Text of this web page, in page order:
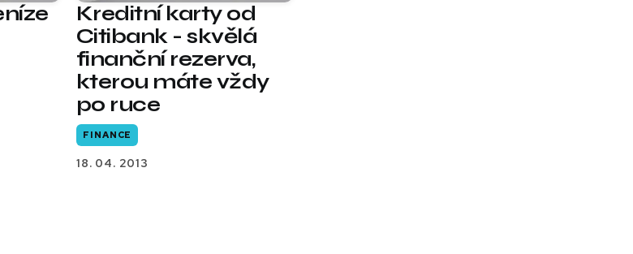
Kreditní karty od
Citibank - skvělá
finanční rezerva,
kterou máte vždy
po ruce
FINANCE
18. 04. 2013